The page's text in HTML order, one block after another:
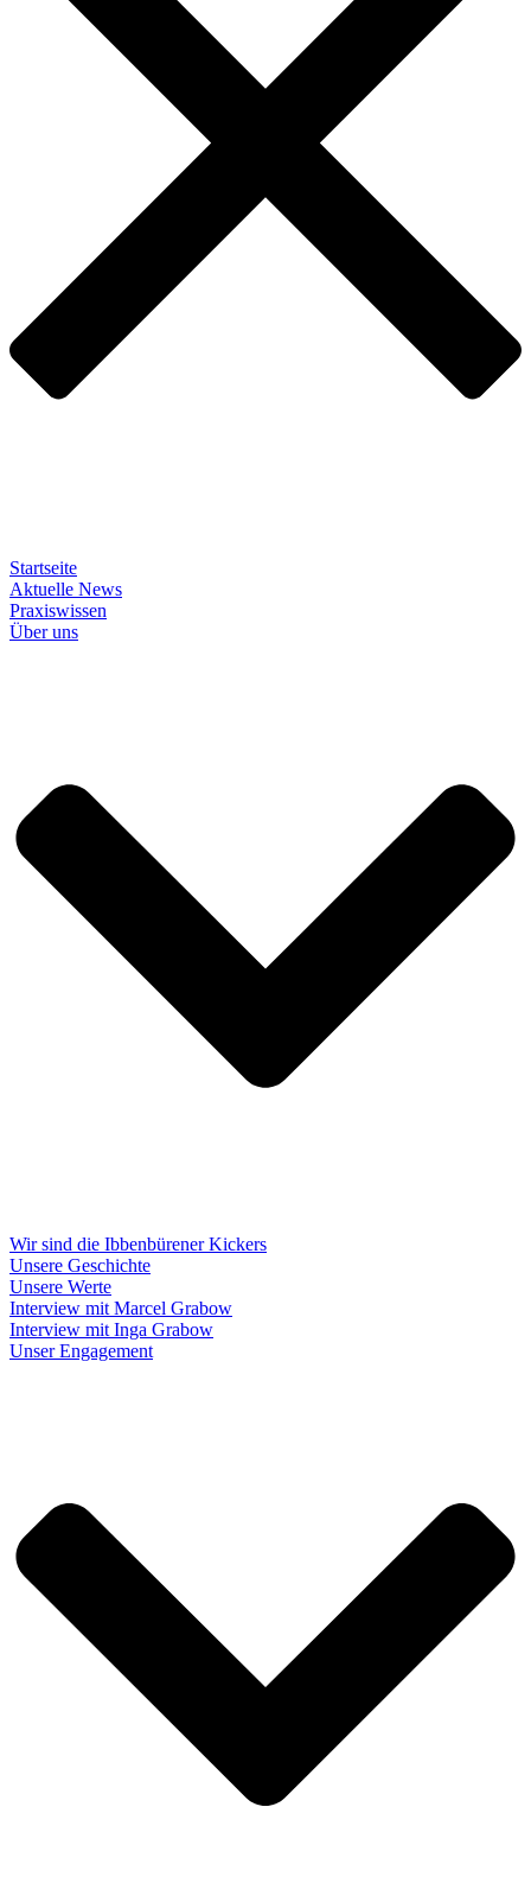
Startseite
Aktuelle News
Praxiswissen
Über uns
Wir sind die Ibbenbürener Kickers
Unsere Geschichte
Unsere Werte
Interview mit Marcel Grabow
Interview mit Inga Grabow
Unser Engagement